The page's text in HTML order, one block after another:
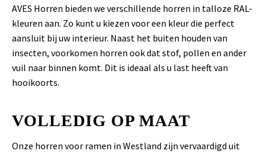
AVES Horren bieden we verschillende horren in talloze RAL-
kleuren aan. Zo kunt u kiezen voor een kleur die perfect
aansluit bij uw interieur. Naast het buiten houden van
insecten, voorkomen horren ook dat stof, pollen en ander
vuil naar binnen komt. Dit is ideaal als u last heeft van
hooikoorts.
VOLLEDIG OP MAAT
Onze horren voor ramen in Westland zijn vervaardigd uit